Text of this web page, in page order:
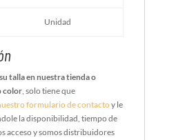
Unidad
talla en nuestra tienda o
color, solo tiene que
formulario de contactoy le
la disponibilidad, tiempo de
acceso y somos distribuidores